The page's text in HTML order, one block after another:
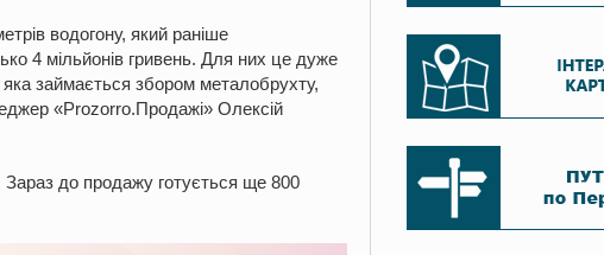
водогону, який раніше
4 мільйонів гривень. Для них це дуже
займається збором металобрухту,
«Prozorro.Продажі» Олексій
Зараз до продажу готується ще 800